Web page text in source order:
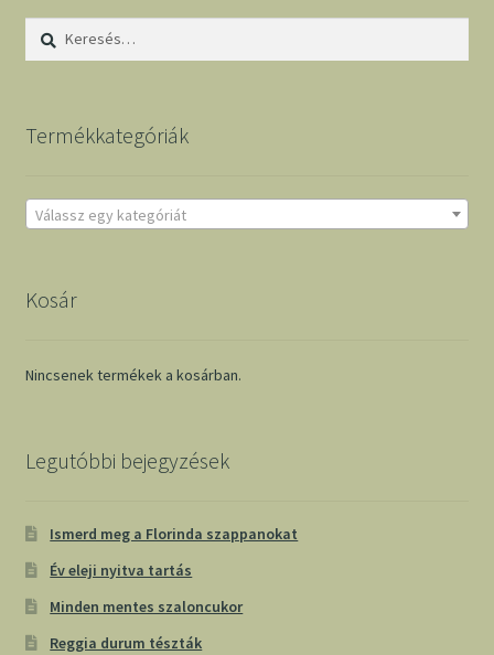
Keresés:
Termékkategóriák
Válassz egy kategóriát
Kosár
Nincsenek termékek a kosárban.
Legutóbbi bejegyzések
Ismerd meg a Florinda szappanokat
Év eleji nyitva tartás
Minden mentes szaloncukor
Reggia durum tészták